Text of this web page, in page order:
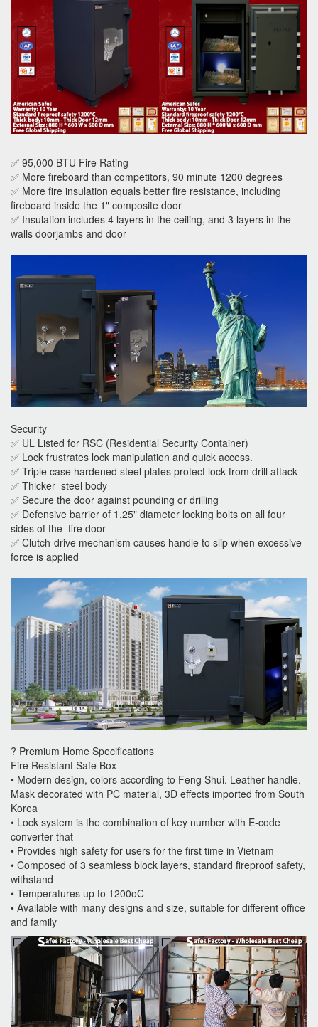
✅ 95,000 BTU Fire Rating
✅ More fireboard than competitors, 90 minute 1200 degrees
✅ More fire insulation equals better fire resistance, including
fireboard inside the 1" composite door
✅ Insulation includes 4 layers in the ceiling, and 3 layers in the
walls doorjambs and door
Security
✅ UL Listed for RSC (Residential Security Container)
✅ Lock frustrates lock manipulation and quick access.
✅ Triple case hardened steel plates protect lock from drill attack
✅ Thicker steel body
✅ Secure the door against pounding or drilling
✅ Defensive barrier of 1.25" diameter locking bolts on all four
sides of the fire door
✅ Clutch-drive mechanism causes handle to slip when excessive
force is applied
? Premium Home Specifications
Fire Resistant Safe Box
• Modern design, colors according to Feng Shui. Leather handle.
Mask decorated with PC material, 3D effects imported from South
Korea
• Lock system is the combination of key number with E-code
converter that
• Provides high safety for users for the first time in Vietnam
• Composed of 3 seamless block layers, standard fireproof safety,
withstand
• Temperatures up to 1200oC
• Available with many designs and size, suitable for different office
and family